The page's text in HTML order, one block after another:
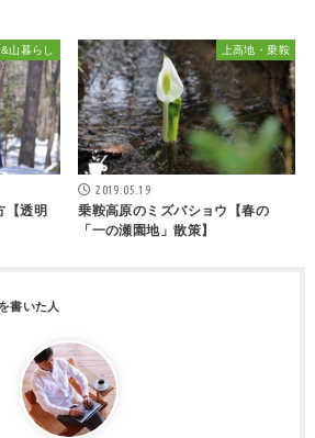
山暮らし
【透明
上高地・乗鞍
2019.05.19
乗鞍高原のミズバショウ【春の
「一の瀬園地」散策】